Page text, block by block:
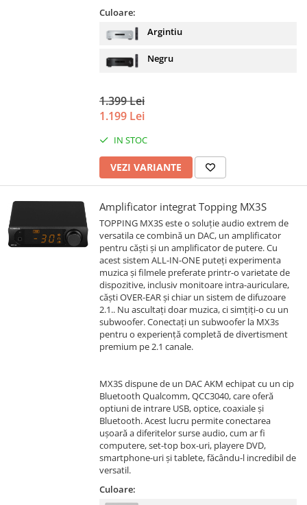
Culoare:
Argintiu
Negru
1.399 Lei
1.199 Lei
IN STOC
VEZI VARIANTE
Amplificator integrat Topping MX3S
TOPPING MX3S este o soluție audio extrem de
versatila ce combină un DAC, un amplificator
pentru căști și un amplificator de putere. Cu
acest sistem ALL-IN-ONE puteți experimenta
muzica și filmele preferate printr-o varietate de
dispozitive, inclusiv monitoare intra-auriculare,
căști OVER-EAR și chiar un sistem de difuzoare
2.1.. Nu ascultați doar muzica, ci simțiți-o cu un
subwoofer. Conectați un subwoofer la MX3s
pentru o experiență completă de divertisment
premium pe 2.1 canale.
MX3S dispune de un DAC AKM echipat cu un cip
Bluetooth Qualcomm, QCC3040, care oferă
optiuni de intrare USB, optice, coaxiale și
Bluetooth. Acest lucru permite conectarea
ușoară a diferitelor surse audio, cum ar fi
computere, set-top box-uri, playere DVD,
smartphone-uri și tablete, făcându-l incredibil de
versatil.
Culoare: